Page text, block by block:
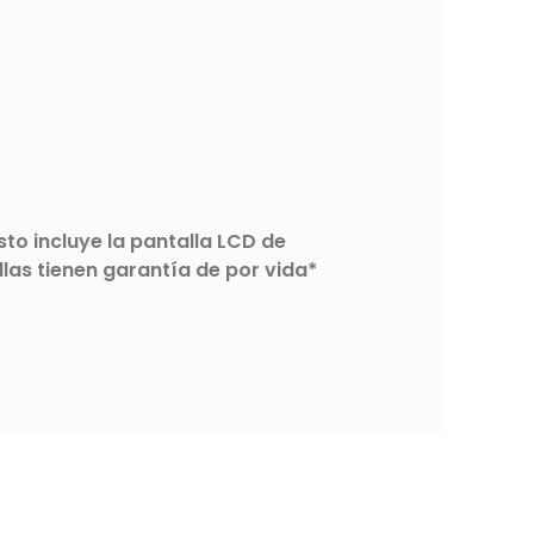
incluye la pantalla LCD de
tienen garantía de por vida*